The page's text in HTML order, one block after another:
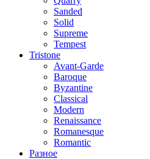
Sanded
Solid
Supreme
Tempest
Tristone
Avant-Garde
Baroque
Byzantine
Classical
Modern
Renaissance
Romanesque
Romantic
Разное